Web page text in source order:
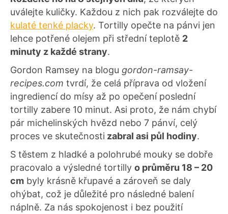
uválejte kuličky. Každou z nich pak rozválejte do
kulaté tenké placky. Tortilly opečte na pánvi jen
lehce potřené olejem při střední teplotě 2
minuty z každé strany.
Gordon Ramsey na blogu gordon-ramsay-
recipes.com tvrdí, že celá příprava od vložení
ingrediencí do mísy až po opečení poslední
tortilly zabere 10 minut. Asi proto, že nám chybí
pár michelinských hvězd nebo 7 pánví, celý
proces ve skutečnosti zabral asi půl hodiny.
S těstem z hladké a polohrubé mouky se dobře
pracovalo a výsledné tortilly o průměru 18 – 20
cm byly krásně křupavé a zároveň se daly
ohýbat, což je důležité pro následné balení
náplně. Za nás spokojenost i bez použití